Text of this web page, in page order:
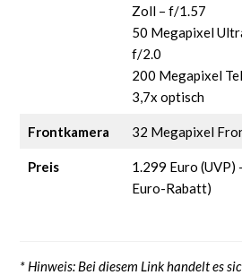
Zoll – f/1.57
50 Megapixel
f/2.0
200 Megapixel
3,7x optisch
Frontkamera 32 Megapixel
Preis
1.299 Euro (UVP)
Euro-Rabatt)
* Hinweis: Bei diesem Link handelt es